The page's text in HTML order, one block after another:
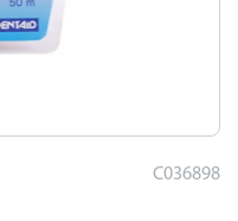
C036898